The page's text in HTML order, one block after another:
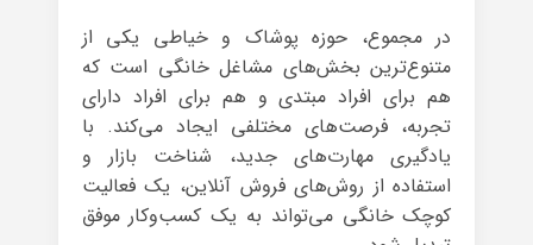
در مجموع، حوزه پوشاک و خیاطی یکی از
متنوع‌ترین بخش‌های مشاغل خانگی است که
هم برای افراد مبتدی و هم برای افراد دارای
تجربه، فرصت‌های مختلفی ایجاد می‌کند. با
یادگیری مهارت‌های جدید، شناخت بازار و
استفاده از روش‌های فروش آنلاین، یک فعالیت
کوچک خانگی می‌تواند به یک کسب‌وکار موفق